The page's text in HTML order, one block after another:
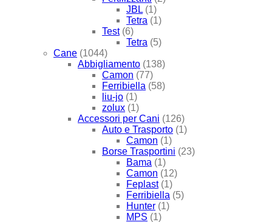
JBL (1)
Tetra (1)
Test (6)
Tetra (5)
Cane (1044)
Abbigliamento (138)
Camon (77)
Ferribiella (58)
liu-jo (1)
zolux (1)
Accessori per Cani (126)
Auto e Trasporto (1)
Camon (1)
Borse Trasportini (23)
Bama (1)
Camon (12)
Feplast (1)
Ferribiella (5)
Hunter (1)
MPS (1)